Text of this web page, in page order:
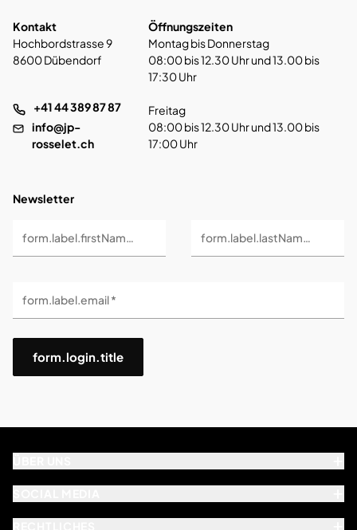
Kontakt
Hochbordstrasse 9
8600 Dübendorf
+41 44 389 87 87
info@jp-
rosselet.ch
Öffnungszeiten
Montag bis Donnerstag
08:00 bis 12.30 Uhr und 13.00 bis
17:30 Uhr
Freitag
08:00 bis 12.30 Uhr und 13.00 bis
17:00 Uhr
Newsletter
form.label.firstName * form.label.lastName *
form.label.email *
form.login.title